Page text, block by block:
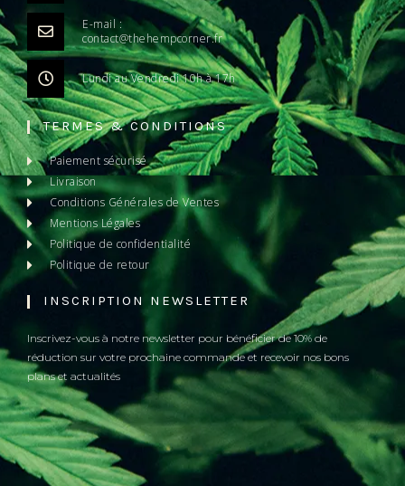
E-mail :
contact@thehempcorner.fr
Lundi au Vendredi 10h à 17h
TERMES & CONDITIONS
Paiement sécurisé
Livraison
Conditions Générales de Ventes
Mentions Légales
Politique de confidentialité
Politique de retour
INSCRIPTION NEWSLETTER
Inscrivez-vous à notre newsletter pour bénéficier de 10% de
réduction sur votre prochaine commande et recevoir nos bons
plans et actualités